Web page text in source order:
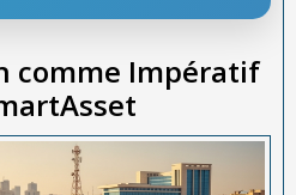
comme Impératif